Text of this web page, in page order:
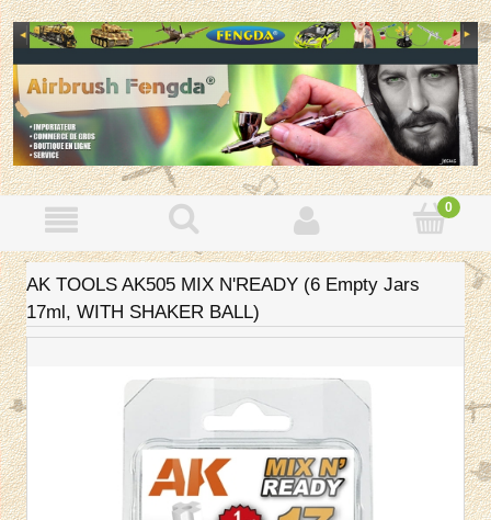
AK TOOLS AK505 MIX N'READY (6 Empty Jars
17ml, WITH SHAKER BALL)